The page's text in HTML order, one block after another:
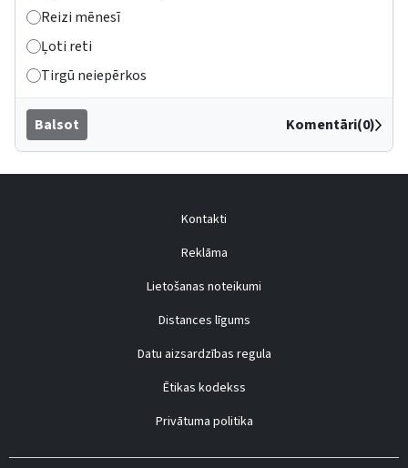
Reizi mēnesī
Ļoti reti
Tirgū neiepērkos
Balsot Komentāri(0)
Kontakti
Reklāma
Lietošanas noteikumi
Distances līgums
Datu aizsardzības regula
Ētikas kodekss
Privātuma politika